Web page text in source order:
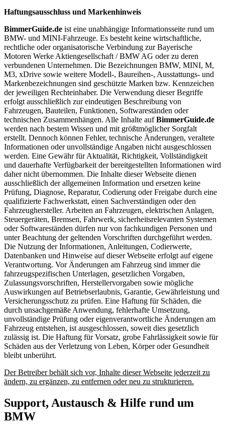
Haftungsausschluss und Markenhinweis
BimmerGuide.de ist eine unabhängige Informationsseite rund um
BMW- und MINI-Fahrzeuge. Es besteht keine wirtschaftliche,
rechtliche oder organisatorische Verbindung zur Bayerische
Motoren Werke Aktiengesellschaft / BMW AG oder zu deren
verbundenen Unternehmen. Die Bezeichnungen BMW, MINI, M,
M3, xDrive sowie weitere Modell-, Baureihen-, Ausstattungs- und
Markenbezeichnungen sind geschützte Marken bzw. Kennzeichen
der jeweiligen Rechteinhaber. Die Verwendung dieser Begriffe
erfolgt ausschließlich zur eindeutigen Beschreibung von
Fahrzeugen, Bauteilen, Funktionen, Softwareständen oder
technischen Zusammenhängen. Alle Inhalte aufBimmerGuide.de
werden nach bestem Wissen und mit größtmöglicher Sorgfalt
erstellt. Dennoch können Fehler, technische Änderungen, veraltete
Informationen oder unvollständige Angaben nicht ausgeschlossen
werden. Eine Gewähr für Aktualität, Richtigkeit, Vollständigkeit
und dauerhafte Verfügbarkeit der bereitgestellten Informationen wird
daher nicht übernommen. Die Inhalte dieser Webseite dienen
ausschließlich der allgemeinen Information und ersetzen keine
Prüfung, Diagnose, Reparatur, Codierung oder Freigabe durch eine
qualifizierte Fachwerkstatt, einen Sachverständigen oder den
Fahrzeughersteller. Arbeiten an Fahrzeugen, elektrischen Anlagen,
Steuergeräten, Bremsen, Fahrwerk, sicherheitsrelevanten Systemen
oder Softwareständen dürfen nur von fachkundigen Personen und
unter Beachtung der geltenden Vorschriften durchgeführt werden.
Die Nutzung der Informationen, Anleitungen, Codierwerte,
Datenbanken und Hinweise auf dieser Webseite erfolgt auf eigene
Verantwortung. Vor Änderungen am Fahrzeug sind immer die
fahrzeugspezifischen Unterlagen, gesetzlichen Vorgaben,
Zulassungsvorschriften, Herstellervorgaben sowie mögliche
Auswirkungen auf Betriebserlaubnis, Garantie, Gewährleistung und
Versicherungsschutz zu prüfen. Eine Haftung für Schäden, die
durch unsachgemäße Anwendung, fehlerhafte Umsetzung,
unvollständige Prüfung oder eigenverantwortliche Änderungen am
Fahrzeug entstehen, ist ausgeschlossen, soweit dies gesetzlich
zulässig ist. Die Haftung für Vorsatz, grobe Fahrlässigkeit sowie für
Schäden aus der Verletzung von Leben, Körper oder Gesundheit
bleibt unberührt.
Der Betreiber behält sich vor, Inhalte dieser Webseite jederzeit zu
ändern, zu ergänzen, zu entfernen oder neu zu strukturieren.
Support, Austausch & Hilfe rund um
BMW